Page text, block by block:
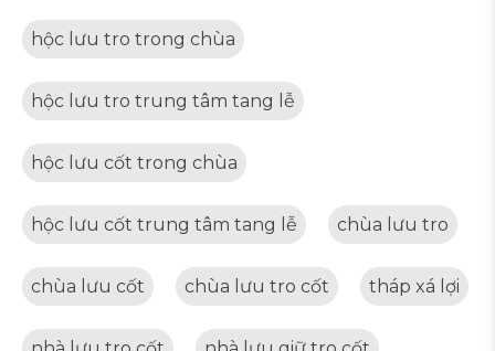
hộc lưu tro trong chùa
hộc lưu tro trung tâm tang lễ
hộc lưu cốt trong chùa
hộc lưu cốt trung tâm tang lễ chùa lưu tro
chùa lưu cốt chùa lưu tro cốt tháp xá lợi